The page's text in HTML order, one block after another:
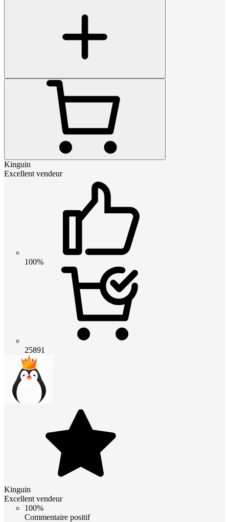
Kinguin
Excellent vendeur
100%
25891
Kinguin
Excellent vendeur
100%
Commentaire positif